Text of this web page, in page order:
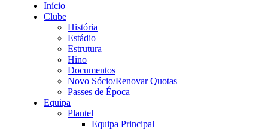
Início
Clube
História
Estádio
Estrutura
Hino
Documentos
Novo Sócio/Renovar Quotas
Passes de Época
Equipa
Plantel
Equipa Principal